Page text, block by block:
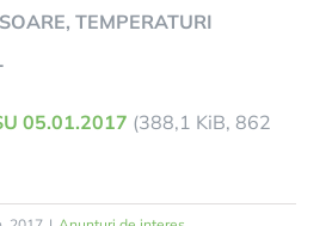
TEMPERATURI
05.01.2017 (388,1 KiB, 862